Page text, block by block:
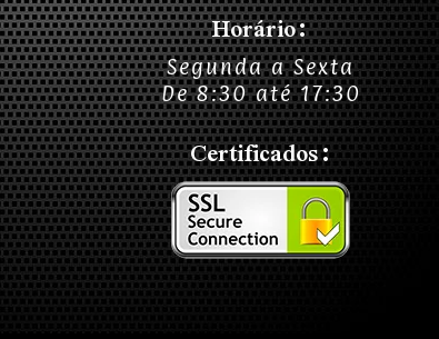
Horário:
Segunda a Sexta
De 8:30 até 17:30
Certificados: